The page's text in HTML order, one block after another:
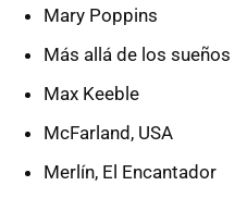
Mary Poppins
Más allá de los sueños
Max Keeble
McFarland, USA
Merlín, El Encantador